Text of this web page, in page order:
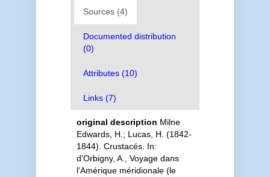
Sources (4)
Documented distribution
(0)
Attributes (10)
Links (7)
original description Milne
Edwards, H.; Lucas, H. (1842-
1844). Crustacés. In:
d'Orbigny, A., Voyage dans
l'Amérique méridionale (le